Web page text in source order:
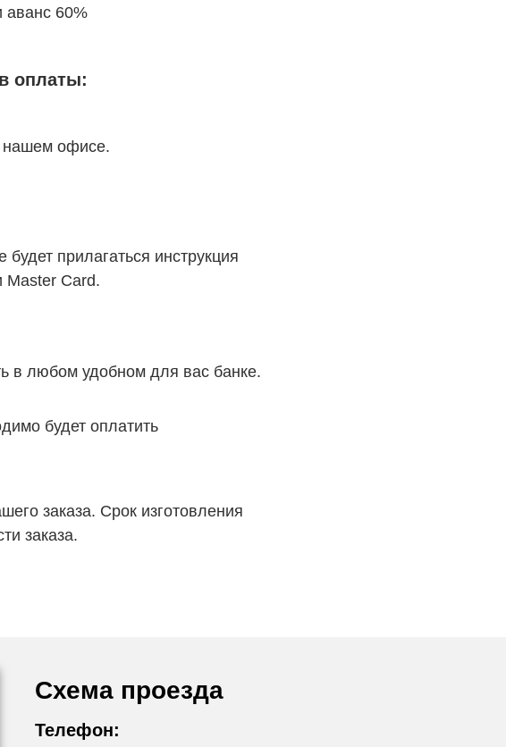
аванс 60%
Схема проезда
Телефон:
оплаты:
будет оплатить
нашем офисе.
прилагаться инструкция
Master Card.
в любом удобном для вас банке.
заказа. Срок изготовления
заказа.